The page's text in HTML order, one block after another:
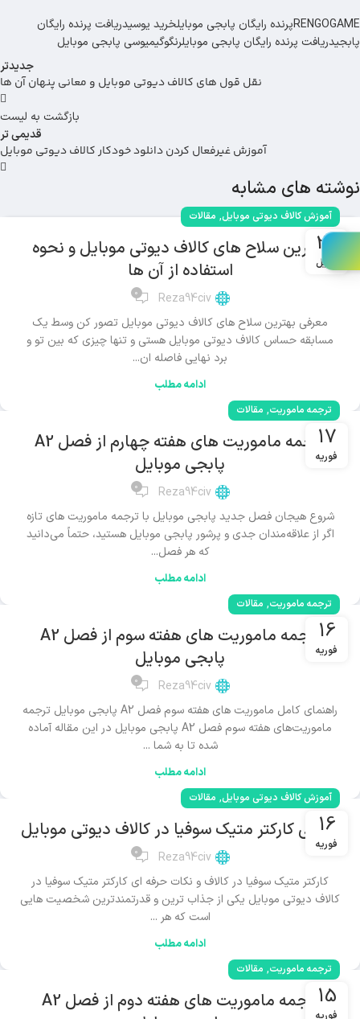
RENGOGAMEپرنده رایگان پابجی موبایلخرید یوسیدریافت پرنده رایگان
پابجیدریافت پرنده رایگان پابجی موبایلرنگوگیمیوسی پابجی موبایل
جدیدتر
نقل قول های کالاف دیوتی موبایل و معانی پنهان آن ها
بازگشت به لیست
قدیمی تر
آموزش غیرفعال کردن دانلود خودکار کالاف دیوتی موبایل
نوشته های مشابه
28
آوریل
آموزش کالاف دیوتی موبایل, مقالات
بهترین سلاح های کالاف دیوتی موبایل و نحوه
استفاده از آن ها
Reza94civ
0
معرفی بهترین سلاح های کالاف دیوتی موبایل تصور کن وسط یک
مسابقه حساس کالاف دیوتی موبایل هستی و تنها چیزی که بین تو و
برد نهایی فاصله ان...
ادامه مطلب
17
فوریه
ترجمه ماموریت, مقالات
ترجمه ماموریت های هفته چهارم از فصل A2
پابجی موبایل
Reza94civ
0
شروع هیجان فصل جدید پابجی موبایل با ترجمه ماموریت های تازه
اگر از علاقه‌مندان جدی و پرشور پابجی موبایل هستید، حتماً می‌دانید
که هر فصل...
ادامه مطلب
16
فوریه
ترجمه ماموریت, مقالات
ترجمه ماموریت های هفته سوم از فصل A2
پابجی موبایل
Reza94civ
0
راهنمای کامل ماموریت های هفته سوم فصل A2 پابجی موبایل ترجمه
ماموریت‌های هفته سوم فصل A2 پابجی موبایل در این مقاله آماده
شده تا به شما ...
ادامه مطلب
16
فوریه
آموزش کالاف دیوتی موبایل, مقالات
معرفی کارکتر متیک سوفیا در کالاف دیوتی موبایل
Reza94civ
0
کارکتر متیک سوفیا در کالاف و نکات حرفه ای کارکتر متیک سوفیا در
کالاف دیوتی موبایل یکی از جذاب ترین و قدرتمندترین شخصیت هایی
است که هر ...
ادامه مطلب
15
فوریه
ترجمه ماموریت, مقالات
ترجمه ماموریت های هفته دوم از فصل A2